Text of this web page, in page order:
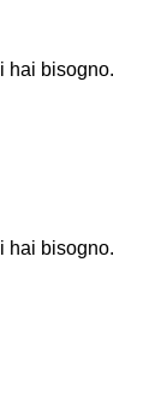
hai bisogno.
hai bisogno.